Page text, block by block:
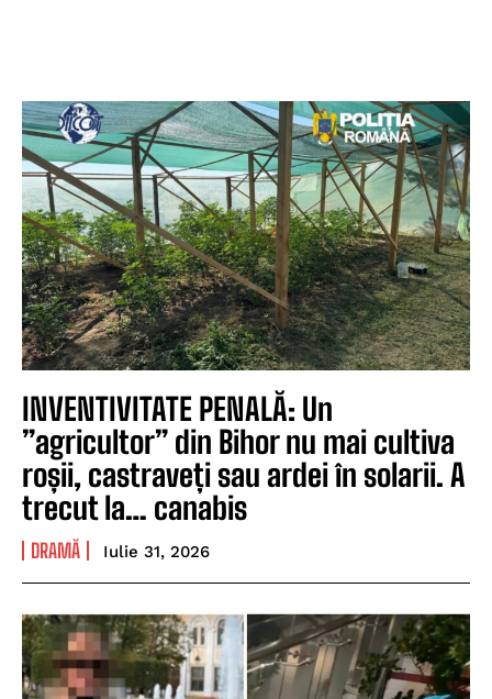
INVENTIVITATE PENALĂ: Un
”agricultor” din Bihor nu mai cultiva
roșii, castraveți sau ardei în solarii. A
trecut la… canabis
DRAMĂ Iulie 31, 2026